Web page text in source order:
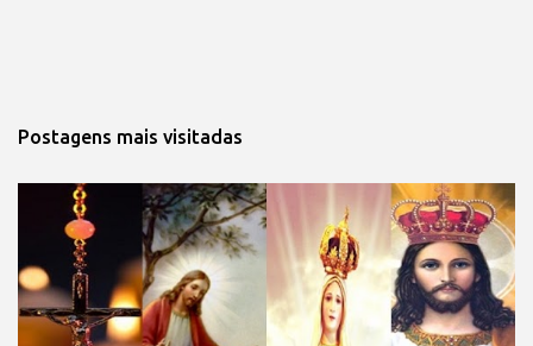
Postagens mais visitadas